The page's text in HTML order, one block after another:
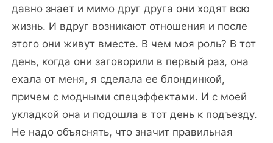
давно знает и мимо друг друга они ходят всю
жизнь. И вдруг возникают отношения и после
этого они живут вместе. В чем моя роль? В тот
день, когда они заговорили в первый раз, она
ехала от меня, я сделала ее блондинкой,
причем с модными спецэффектами. И с моей
укладкой она и подошла в тот день к подъезду.
Не надо объяснять, что значит правильная